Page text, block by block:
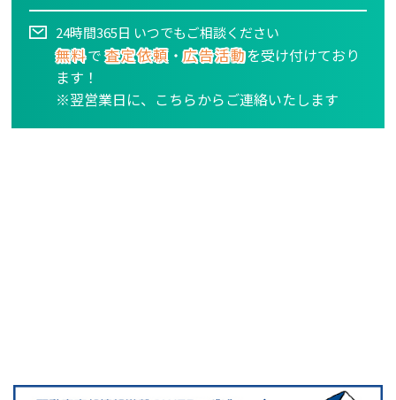
24時間365日 いつでもご相談ください
無料で査定依頼 ・広告活動を受け付けており
ます！
※翌営業日に、こちらからご連絡いたします